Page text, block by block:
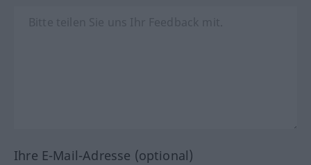
Ihre E-Mail-Adresse (optional)